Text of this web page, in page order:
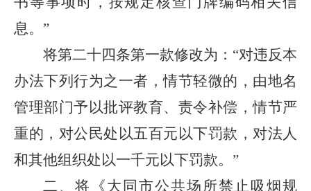
息。”
将第二十四条第一款修改为：“对违反本
办法下列行为之一者，情节轻微的，由地名
管理部门予以批评教育、责令补偿，情节严
重的，对公民处以五百元以下罚款，对法人
和其他组织处以一千元以下罚款。”
二、将《大同市公共场所禁止吸烟规